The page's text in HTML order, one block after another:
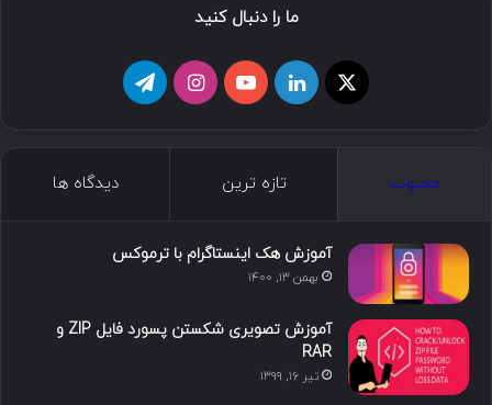
ما را دنبال کنید
د
ی
ن
و
ت
گ
ا
محبوب تازه ترین دیدگاه ها
آموزش هک اینستاگرام با ترموکس
بهمن ۱۳, ۱۴۰۰
آموزش تصویری شکستن پسورد فایل ZIP و
RAR
تیر ۱۶, ۱۳۹۹